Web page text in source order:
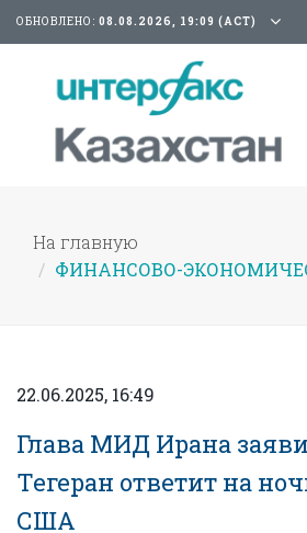
ОБНОВЛЕНО: 08.08.2026, 19:09 (АСТ)
На главную
ФИНАНСОВО-
22.06.2025, 16:49
Глава МИД Ирана
Тегеран ответит на
США